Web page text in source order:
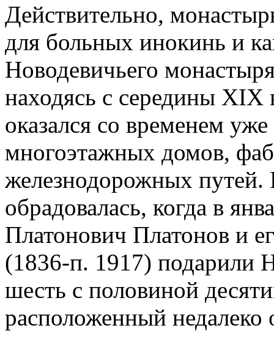
Действительно,
для больных инокинь и
Новодевичьего
находясь с середины XIX
оказался со временем
многоэтажных домов,
железнодорожных путей.
обрадовалась, когда в
Платонович Платонов и
(1836-п. 1917) подарили
шесть с половиной
расположенный